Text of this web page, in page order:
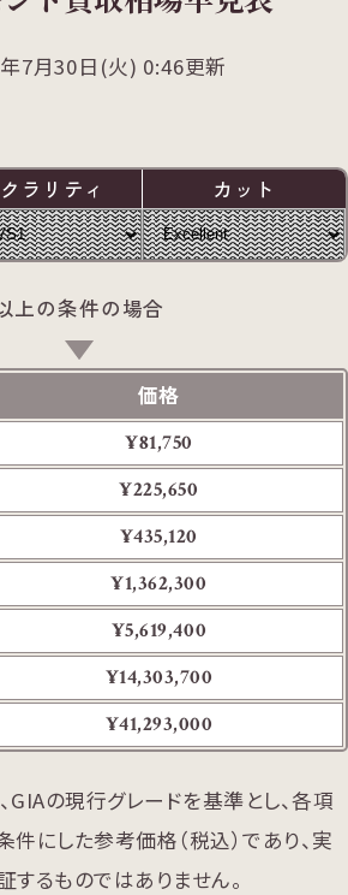
7月30日(火) 0:46更新
クラリティ カット
上の条件の場合
価格
¥81,750
¥225,650
¥435,120
¥1,362,300
¥5,619,400
¥14,303,700
¥41,293,000
の現行グレードを基準とし、各項
にした参考価格（税込）であり、実
るものではありません。